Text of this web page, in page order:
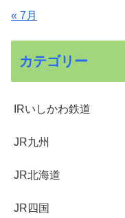
« 7月
カテゴリー
IRいしかわ鉄道
JR九州
JR北海道
JR四国